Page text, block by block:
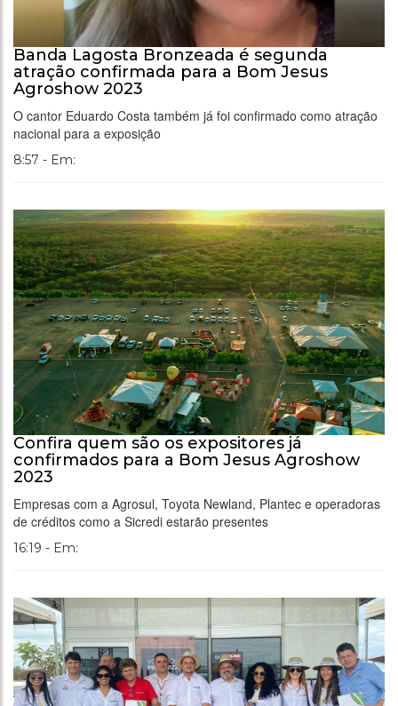
Banda Lagosta Bronzeada é segunda
atração confirmada para a Bom Jesus
Agroshow 2023
O cantor Eduardo Costa também já foi confirmado como atração
nacional para a exposição
8:57 - Em:
Confira quem são os expositores já
confirmados para a Bom Jesus Agroshow
2023
Empresas com a Agrosul, Toyota Newland, Plantec e operadoras
de créditos como a Sicredi estarão presentes
16:19 - Em: